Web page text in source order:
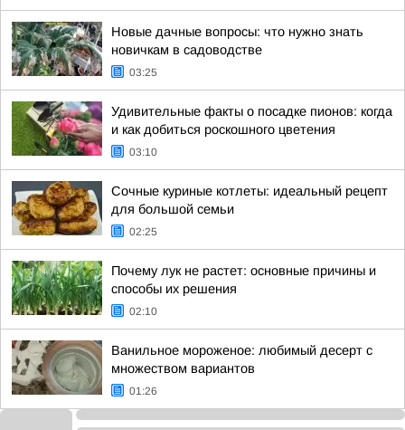
Новые дачные вопросы: что нужно знать
новичкам в садоводстве
03:25
Удивительные факты о посадке пионов: когда
и как добиться роскошного цветения
03:10
Сочные куриные котлеты: идеальный рецепт
для большой семьи
02:25
Почему лук не растет: основные причины и
способы их решения
02:10
Ванильное мороженое: любимый десерт с
множеством вариантов
01:26